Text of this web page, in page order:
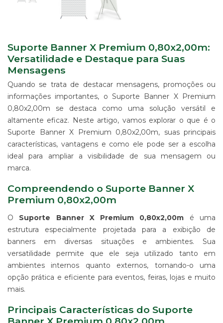
IMPRESSÃO
DIGITAL
EM
PAPEL
IMPRESSÃO
DIGITAL
UV
CHAPA
DIGITAL
SUBLIMÁTICA
IMPRESSÃO
DIGITAL
EM
ALGODÃO
SUPORTE
PARA
BANNERS
WIND
PARA
PROPAGANDA
Suporte Banner X Premium 0,80x2,00m:
Versatilidade e Destaque para Suas
Mensagens
Quando se trata de destacar mensagens, promoções ou
informações importantes, o Suporte Banner X Premium
0,80x2,00m se destaca como uma solução versátil e
altamente eficaz. Neste artigo, vamos explorar o que é o
Suporte Banner X Premium 0,80x2,00m, suas principais
características, vantagens e como ele pode ser a escolha
ideal para ampliar a visibilidade de sua mensagem ou
marca.
Compreendendo o Suporte Banner X
Premium 0,80x2,00m
O Suporte Banner X Premium 0,80x2,00m é uma
estrutura especialmente projetada para a exibição de
banners em diversas situações e ambientes. Sua
versatilidade permite que ele seja utilizado tanto em
ambientes internos quanto externos, tornando-o uma
opção prática e eficiente para eventos, feiras, lojas e muito
mais.
Principais Características do Suporte